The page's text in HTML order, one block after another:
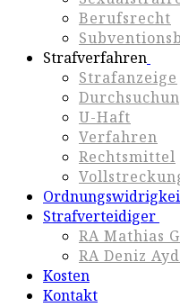
Berufsrecht
Strafverfahren
Strafanzeige
U-Haft
Verfahren
Rechtsmittel
Strafverteidiger
RA Mathias
RA Deniz
Kosten
Kontakt